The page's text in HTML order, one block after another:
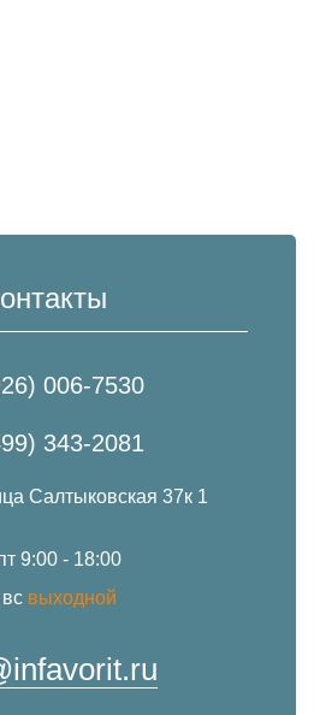
006-7530
343-2081
Салтыковская 37к 1
9:00 - 18:00
выходной